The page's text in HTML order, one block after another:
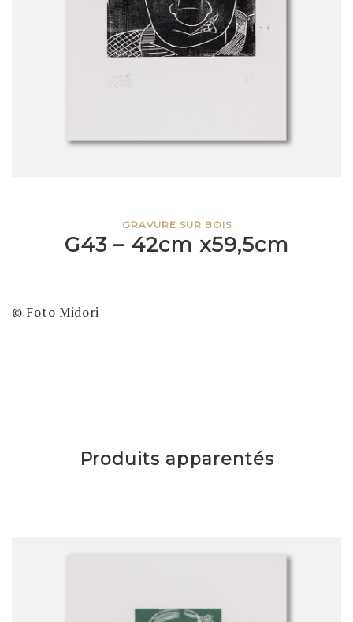
GRAVURE SUR BOIS
G43 – 42cm x59,5cm
© Foto Midori
Produits apparentés